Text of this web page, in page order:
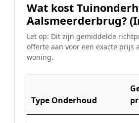
Wat kost
Aalsmeerderbrug?
Let op: Dit zijn gemiddelde
offerte aan voor een exacte prijs
woning.
Type Onderhoud